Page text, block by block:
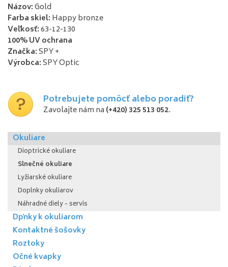
Názov:Gold
Farba skiel: Happy bronze
Veľkosť:63-12-130
100% UV ochrana
Značka:SPY +
Výrobca:SPY Optic
Potrebujete pomôcť alebo poradiť?
Zavolajte nám na (+420) 325 513 052.
Okuliare
Dioptrické okuliare
Slnečné okuliare
Lyžiarské okuliare
Doplnky okuliarov
Náhradné diely - servis
Dpňky k okuliarom
Kontaktné šošovky
Roztoky
Očné kvapky